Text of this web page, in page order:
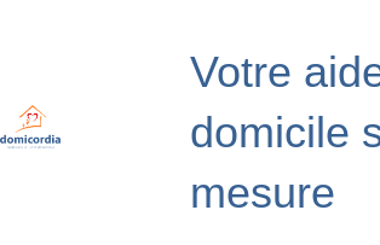
Votre
domicile
mesure